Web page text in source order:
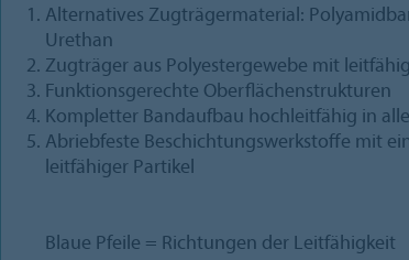
Alternatives Zugträgermaterial:
Urethan
Zugträger aus Polyestergewebe mit
Funktionsgerechte Oberflächenstrukturen
Kompletter Bandaufbau hochleitfähig in
Abriebfeste Beschichtungswerkstoffe mit
leitfähiger Partikel
Blaue Pfeile = Richtungen der Leitfähigkeit